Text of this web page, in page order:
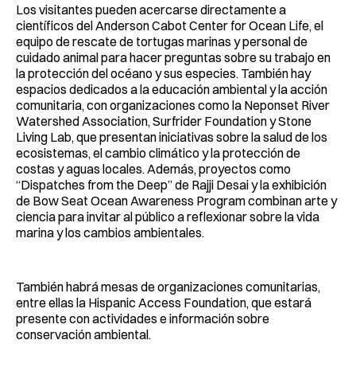
Los visitantes pueden acercarse directamente a
científicos del Anderson Cabot Center for Ocean Life, el
equipo de rescate de tortugas marinas y personal de
cuidado animal para hacer preguntas sobre su trabajo en
la protección del océano y sus especies. También hay
espacios dedicados a la educación ambiental y la acción
comunitaria, con organizaciones como la Neponset River
Watershed Association, Surfrider Foundation y Stone
Living Lab, que presentan iniciativas sobre la salud de los
ecosistemas, el cambio climático y la protección de
costas y aguas locales. Además, proyectos como
“Dispatches from the Deep” de Rajji Desai y la exhibición
de Bow Seat Ocean Awareness Program combinan arte y
ciencia para invitar al público a reflexionar sobre la vida
marina y los cambios ambientales.
También habrá mesas de organizaciones comunitarias,
entre ellas la Hispanic Access Foundation, que estará
presente con actividades e información sobre
conservación ambiental.